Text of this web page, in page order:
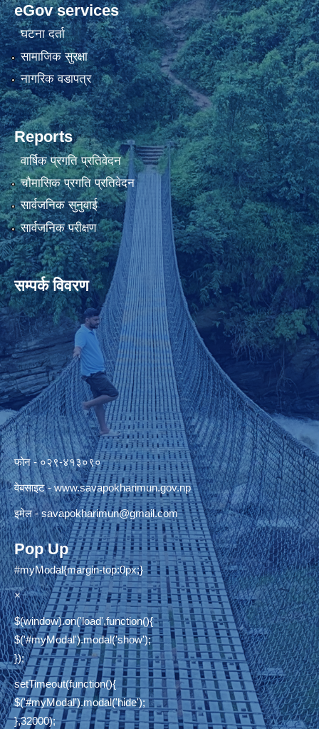
eGov services
घटना दर्ता
सामाजिक सुरक्षा
नागरिक वडापत्र
Reports
वार्षिक प्रगति प्रतिवेदन
चौमासिक प्रगति प्रतिवेदन
सार्वजनिक सुनुवाई
सार्वजनिक परीक्षण
सम्पर्क विवरण
फोन - ०२९-४१३०९०
वेबसाइट -www.savapokharimun.gov.np
इमेल -savapokharimun@gmail.com
Pop Up
#myModal{margin-top:0px;}
×
$(window).on('load',function(){
$('#myModal').modal('show');
});
setTimeout(function(){
$('#myModal').modal('hide');
},32000);